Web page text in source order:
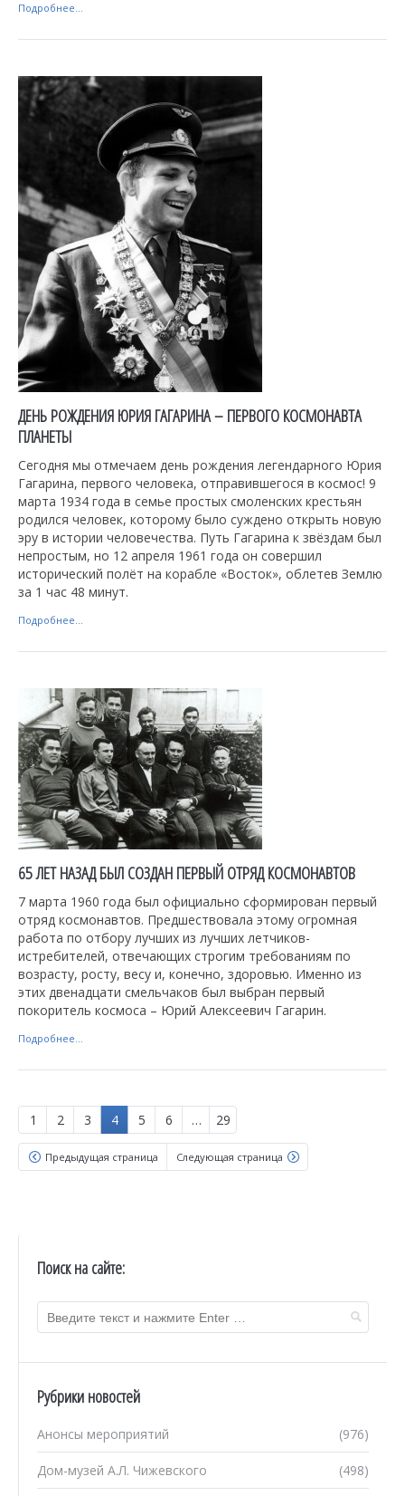
Подробнее...
ДЕНЬ РОЖДЕНИЯ ЮРИЯ ГАГАРИНА – ПЕРВОГО КОСМОНАВТА
ПЛАНЕТЫ
Сегодня мы отмечаем день рождения легендарного Юрия
Гагарина, первого человека, отправившегося в космос! 9
марта 1934 года в семье простых смоленских крестьян
родился человек, которому было суждено открыть новую
эру в истории человечества. Путь Гагарина к звёздам был
непростым, но 12 апреля 1961 года он совершил
исторический полёт на корабле «Восток», облетев Землю
за 1 час 48 минут.
Подробнее...
65 ЛЕТ НАЗАД БЫЛ СОЗДАН ПЕРВЫЙ ОТРЯД КОСМОНАВТОВ
7 марта 1960 года был официально сформирован первый
отряд космонавтов. Предшествовала этому огромная
работа по отбору лучших из лучших летчиков-
истребителей, отвечающих строгим требованиям по
возрасту, росту, весу и, конечно, здоровью. Именно из
этих двенадцати смельчаков был выбран первый
покоритель космоса – Юрий Алексеевич Гагарин.
Подробнее...
1 2 3 4 5 6 … 29
Предыдущая страница Следующая страница
Поиск на сайте:
Рубрики новостей
(976)
Анонсы мероприятий
(498)
Дом-музей А.Л. Чижевского